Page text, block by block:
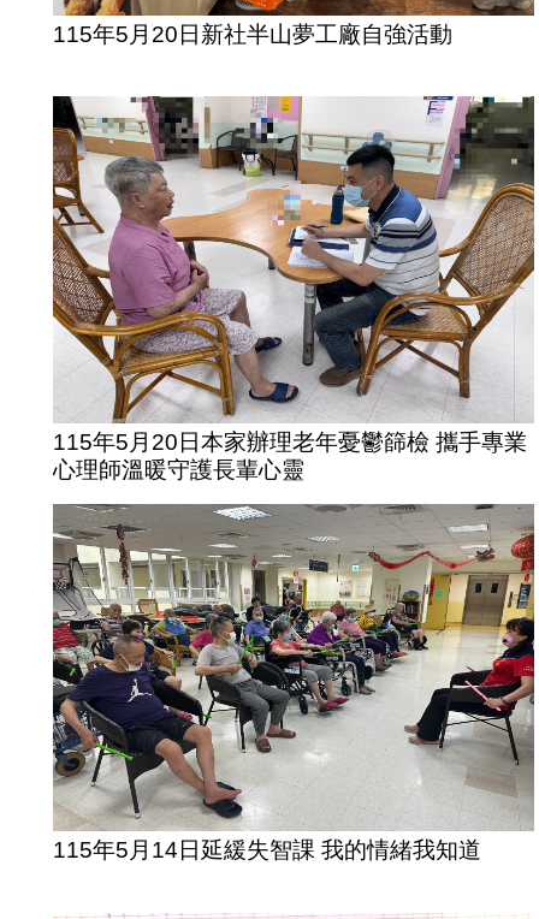
115年5月20日新社半山夢工廠自強活動
115年5月20日本家辦理老年憂鬱篩檢 攜手專業
心理師溫暖守護長輩心靈
115年5月14日延緩失智課 我的情緒我知道